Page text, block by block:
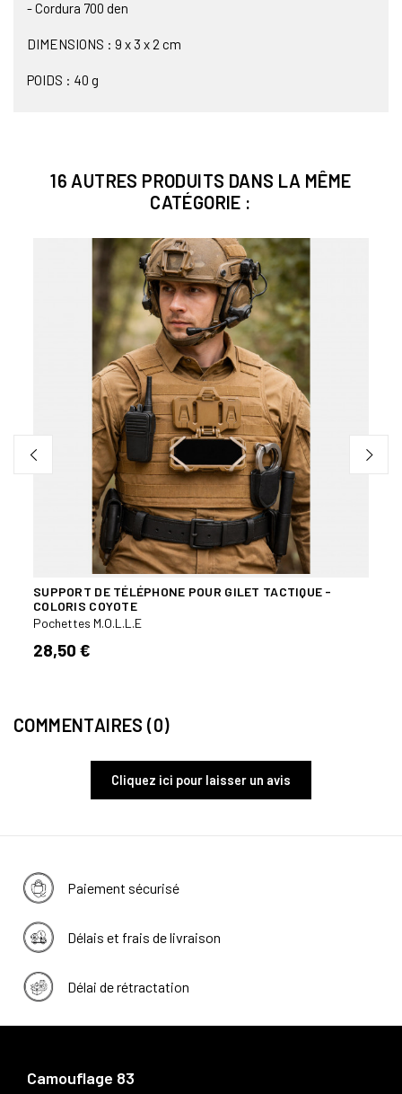
- Cordura 700 den
DIMENSIONS : 9 x 3 x 2 cm
POIDS : 40 g
16 AUTRES PRODUITS DANS LA MÊME
CATÉGORIE :
SUPPORT DE TÉLÉPHONE POUR GILET TACTIQUE -
COLORIS COYOTE
Pochettes M.O.L.L.E
28,50 €
COMMENTAIRES (0)
Cliquez ici pour laisser un avis
Paiement sécurisé
Délais et frais de livraison
Délai de rétractation
Camouflage 83